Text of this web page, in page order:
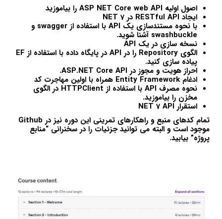
اصول اولیه ASP NET Core web API را بیاموزید
ایجاد RESTful API در NET 7
با نحوه مستندسازی یک API با استفاده از swagger و
swashbuckle آشنا شوید.
نسخه سازی در یک API
الگوی Repository را در API در پایگاه داده با استفاده از EF
پیاده سازی کنید.
احراز هویت و مجوز در ASP.NET Core API.
ادغام Entity Framework همراه با اولین مهاجرت کد
نحوه مصرف API با استفاده از HTTPClient در الگوی
مخزن را بیاموزید.
استقرار NET 7 API
تمام کدهای منبع و راهکارهای تمرینی این دوره نیز در Github
موجود است و البته می توانید جزئیات را در سخنرانی “منابع
پروژه” بیابید.